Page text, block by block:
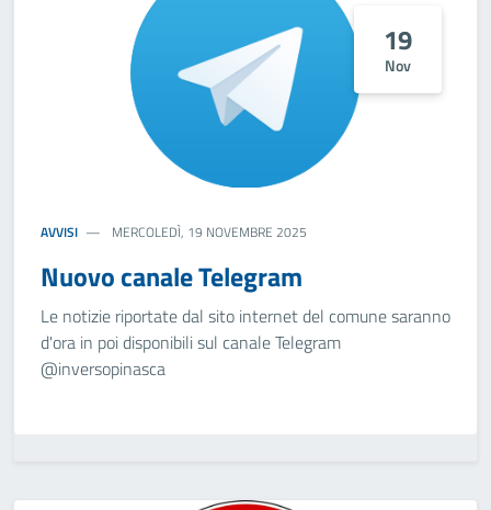
19
Nov
AVVISI MERCOLEDÌ, 19 NOVEMBRE 2025
Nuovo canale Telegram
Le notizie riportate dal sito internet del comune saranno
d'ora in poi disponibili sul canale Telegram
@inversopinasca